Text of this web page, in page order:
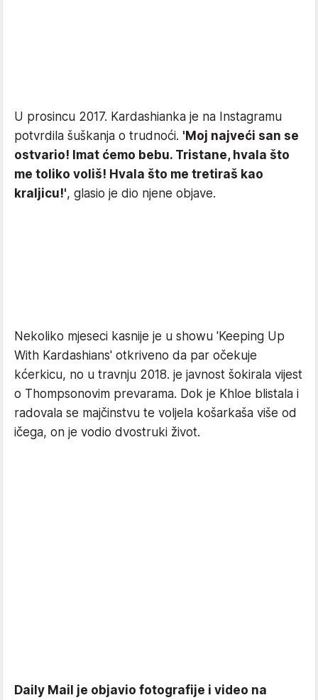
U prosincu 2017. Kardashianka je na Instagramu
potvrdila šuškanja o trudnoći. 'Moj najveći san se
ostvario! Imat ćemo bebu. Tristane, hvala što
me toliko voliš! Hvala što me tretiraš kao
kraljicu!', glasio je dio njene objave.
Nekoliko mjeseci kasnije je u showu 'Keeping Up
With Kardashians' otkriveno da par očekuje
kćerkicu, no u travnju 2018. je javnost šokirala vijest
o Thompsonovim prevarama. Dok je Khloe blistala i
radovala se majčinstvu te voljela košarkaša više od
ičega, on je vodio dvostruki život.
Daily Mail je objavio fotografije i video na